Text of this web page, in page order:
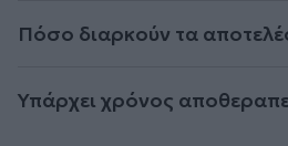
Πόσο διαρκούν τα
Υπάρχει χρόνος